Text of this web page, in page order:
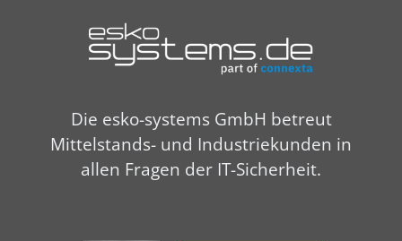
Die esko-systems GmbH betreut
Mittelstands- und Industriekunden in
allen Fragen der IT-Sicherheit.